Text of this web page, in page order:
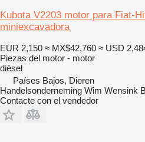
Kubota V2203 motor para Fiat-
miniexcavadora
EUR 2,150 ≈ MX$42,760 ≈ USD
Piezas del motor - motor
diésel
Países Bajos, Dieren
Handelsonderneming Wim Wensink
Contacte con el vendedor